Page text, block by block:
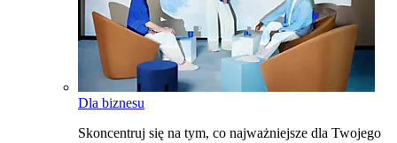
Dla biznesu
Skoncentruj się na tym, co najważniejsze dla Twojego